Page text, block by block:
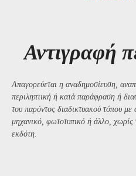
Αντιγραφή
Απαγορεύεται η αναδημοσίευση,
περιληπτική ή κατά παράφραση ή
του παρόντος διαδικτυακού τόπου με
μηχανικό, φωτοτυπικό ή άλλο, χωρίς
εκδότη.